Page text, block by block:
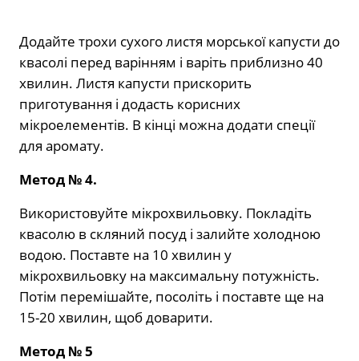
Додайте трохи сухого листя морської капусти до
квасолі перед варінням і варіть приблизно 40
хвилин. Листя капусти прискорить
приготування і додасть корисних
мікроелементів. В кінці можна додати спеції
для аромату.
Метод № 4.
Використовуйте мікрохвильовку. Покладіть
квасолю в скляний посуд і залийте холодною
водою. Поставте на 10 хвилин у
мікрохвильовку на максимальну потужність.
Потім перемішайте, посоліть і поставте ще на
15-20 хвилин, щоб доварити.
Метод № 5